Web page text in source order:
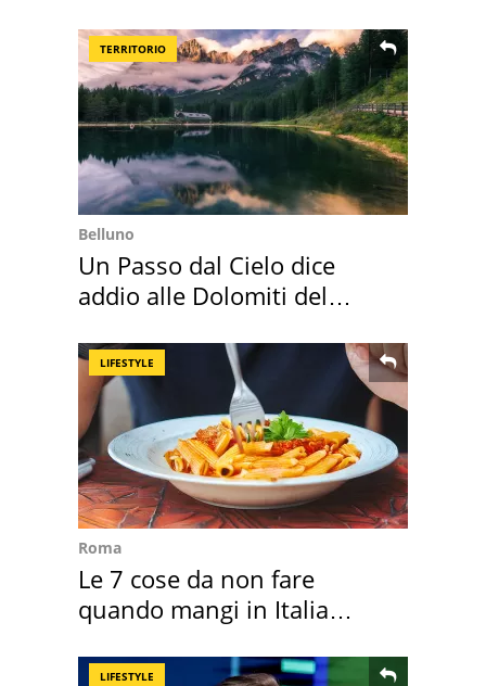
TERRITORIO
Belluno
Un Passo dal Cielo dice
addio alle Dolomiti del
LIFESTYLE
Roma
Le 7 cose da non fare
quando mangi in Italia
LIFESTYLE